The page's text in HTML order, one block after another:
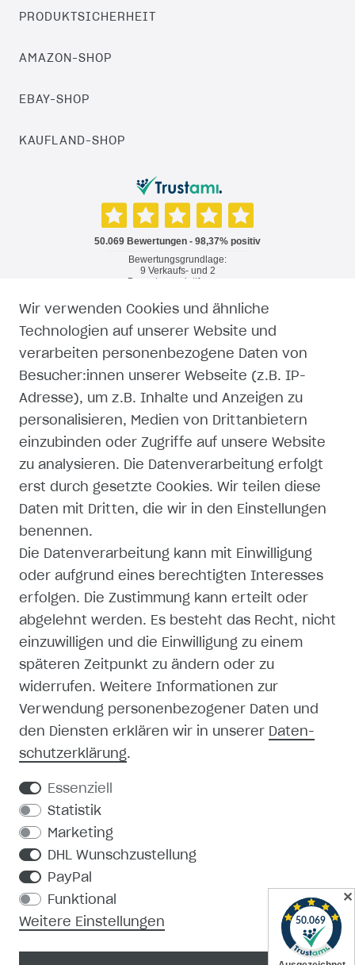
PRODUKTSICHERHEIT
AMAZON-SHOP
EBAY-SHOP
KAUFLAND-SHOP
RECHTLICHES
WIDERRUFSRECHT
WIDERRUFSFORMULAR
IMPRESSUM
DATENSCHUTZERKLÄRUNG
AGB
ZAHLUNG UND VERSAND
SHOP
MEIN KONTO
REGISTRIEREN
KONTAKT
PRODUKTKATALOG
MEDIEN-DOWNLOAD
Wir verwenden Cookies und ähnliche
Technologien auf unserer Website und
verarbeiten personenbezogene Daten von
Besucher:innen unserer Webseite (z.B. IP-
Adresse), um z.B. Inhalte und Anzeigen zu
personalisieren, Medien von Drittanbietern
einzubinden oder Zugriffe auf unsere Website
zu analysieren. Die Datenverarbeitung erfolgt
erst durch gesetzte Cookies. Wir teilen diese
Daten mit Dritten, die wir in den Einstellungen
benennen.
Die Datenverarbeitung kann mit Einwilligung
oder aufgrund eines berechtigten Interesses
erfolgen. Die Zustimmung kann erteilt oder
abgelehnt werden. Es besteht das Recht, nicht
einzuwilligen und die Einwilligung zu einem
späteren Zeitpunkt zu ändern oder zu
widerrufen. Weitere Informationen zur
Verwendung personenbezogener Daten und
den Diensten erklären wir in unserer Daten­
schutz­erklärung.
Essenziell
Statistik
Marketing
DHL Wunschzustellung
PayPal
Funktional
Weitere Einstellungen
✕